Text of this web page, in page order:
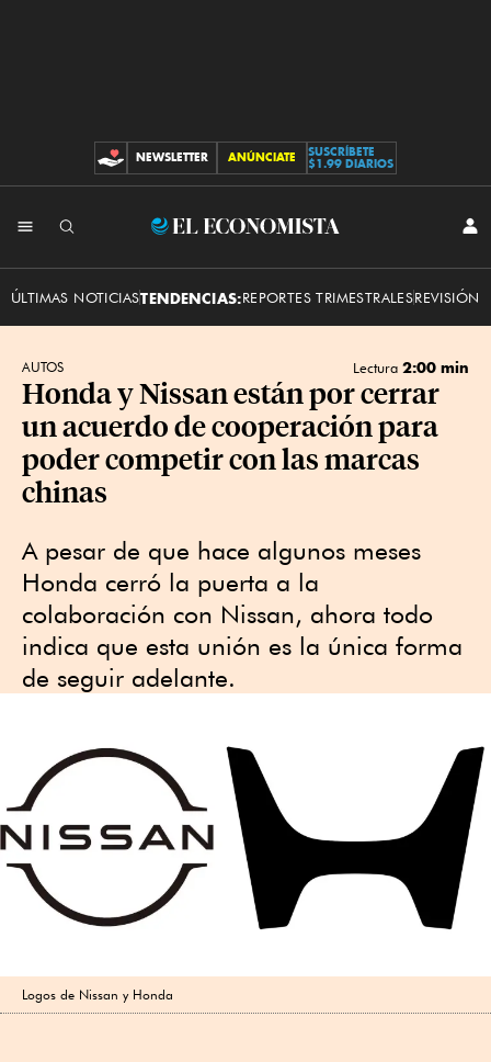
CONTRIBUCIONES
NEWSLETTER ANÚNCIATE
SUSCRÍBETE
$1.99 DIARIOS
El
ÚLTIMAS NOTICIASTENDENCIAS:REPORTES TRIMESTRALESREVISIÓN
AUTOS Lectura 2:00 min
Honda y Nissan están por cerrar
un acuerdo de cooperación para
poder competir con las marcas
chinas
A pesar de que hace algunos meses
Honda cerró la puerta a la
colaboración con Nissan, ahora todo
indica que esta unión es la única forma
de seguir adelante.
Logos de Nissan y Honda